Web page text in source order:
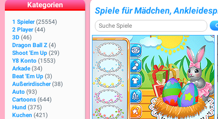
Kategorien
1 Spieler (25554)
2 Player (44)
3D (46)
Dragon Ball Z (4)
Shoot 'Em Up (29)
Y8 Konto (1553)
Arkade (34)
Beat 'Em Up (3)
Außerirdischer (38)
Auto (93)
Cartoons (644)
Hund (375)
Kuchen (421)
Spiele für Mädchen,